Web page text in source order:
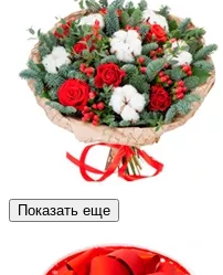
Показать еще